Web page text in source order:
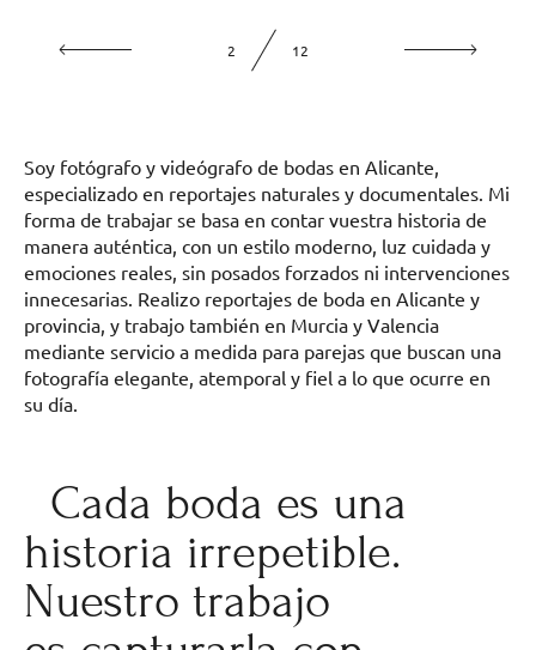
2 12
Soy fotógrafo y videógrafo de bodas en Alicante,
especializado en reportajes naturales y documentales. Mi
forma de trabajar se basa en contar vuestra historia de
manera auténtica, con un estilo moderno, luz cuidada y
emociones reales, sin posados forzados ni intervenciones
innecesarias. Realizo reportajes de boda en Alicante y
provincia, y trabajo también en Murcia y Valencia
mediante servicio a medida para parejas que buscan una
fotografía elegante, atemporal y fiel a lo que ocurre en
su día.
Cada boda es una
historia irrepetible.
Nuestro trabajo